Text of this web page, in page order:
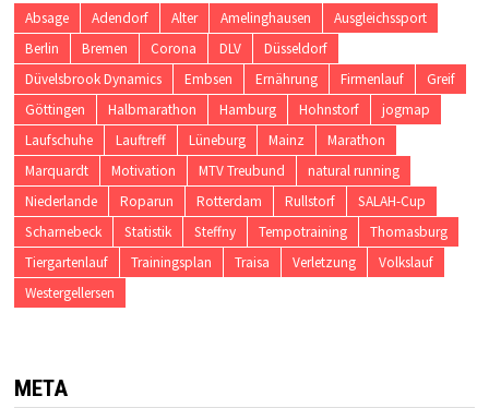
Absage Adendorf Alter Amelinghausen
Ausgleichssport
Berlin
Bremen Corona DLV
Düsseldorf
Düvelsbrook Dynamics
Embsen Ernährung Firmenlauf
Greif
Göttingen
Halbmarathon Hamburg Hohnstorf
jogmap
Laufschuhe
Lauftreff Lüneburg Mainz
Marathon
Marquardt
Motivation MTV Treubund
natural running
Niederlande
Roparun Rotterdam Rullstorf
SALAH-Cup
Scharnebeck
Statistik Steffny Tempotraining
Thomasburg
Tiergartenlauf
Trainingsplan Traisa Verletzung
Volkslauf
Westergellersen
META